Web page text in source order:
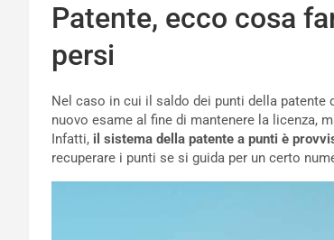
Patente, ecco cosa
persi
Nel caso in cui il saldo dei punti della patente
nuovo esame al fine di mantenere la licenza,
Infatti, il sistema della patente a punti è
recuperare i punti se si guida per un certo